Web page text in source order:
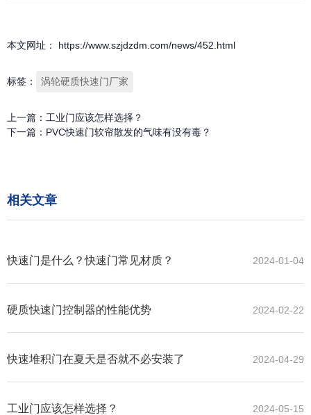
本文网址： https://www.szjdzdm.com/news/452.html
标签： 涡轮硬质快速门厂家
上一篇： 工业门应该怎样选择？
下一篇： PVC快速门软帘散发的气味有没有毒？
相关文章
2024-01-04
快速门是什么？快速门常见材质？
2024-02-22
硬质快速门控制器的性能优势
2024-04-29
快速堆积门在夏天是否就不必安装了
2024-05-15
工业门应该怎样选择？